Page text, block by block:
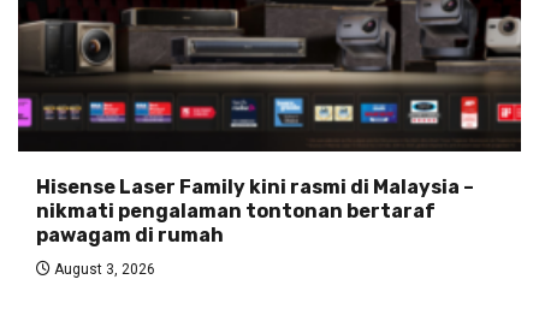
Hisense Laser Family kini rasmi di Malaysia –
nikmati pengalaman tontonan bertaraf
pawagam di rumah
August 3, 2026